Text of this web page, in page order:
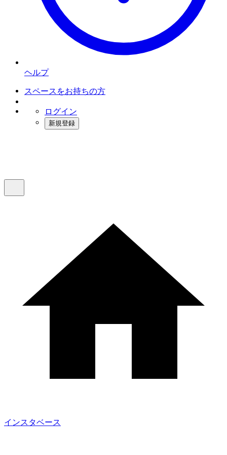
ヘルプ
スペースをお持ちの方
ログイン
新規登録
インスタベース